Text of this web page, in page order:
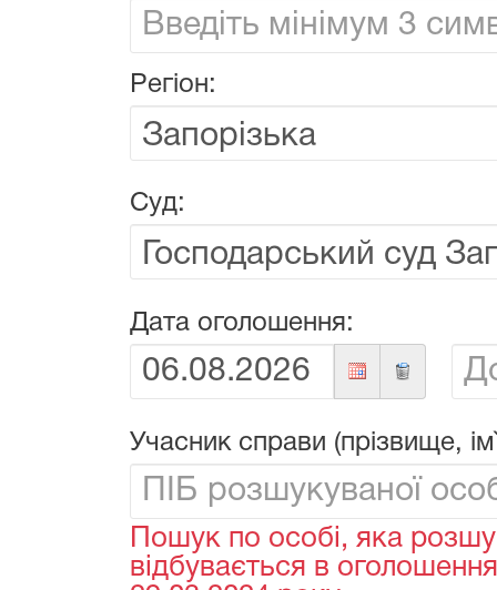
Регіон:
Суд:
Дата оголошення:
Від:
До:
Учасник справи (прізвище,
Пошук по особі, яка
відбувається в